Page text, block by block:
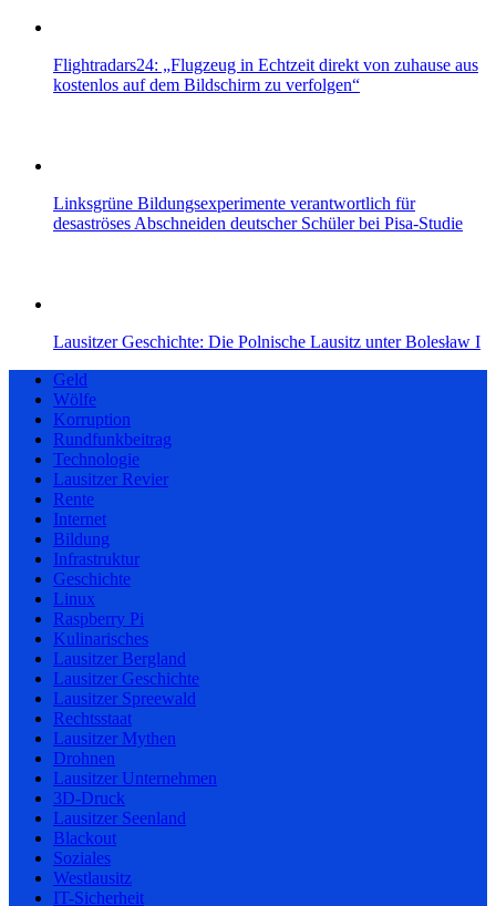
Flightradars24: „Flugzeug in Echtzeit direkt von zuhause aus
kostenlos auf dem Bildschirm zu verfolgen“
Linksgrüne Bildungsexperimente verantwortlich für
desaströses Abschneiden deutscher Schüler bei Pisa-Studie
Lausitzer Geschichte: Die Polnische Lausitz unter Bolesław I
Geld
Wölfe
Korruption
Rundfunkbeitrag
Technologie
Lausitzer Revier
Rente
Internet
Bildung
Infrastruktur
Geschichte
Linux
Raspberry Pi
Kulinarisches
Lausitzer Bergland
Lausitzer Geschichte
Lausitzer Spreewald
Rechtsstaat
Lausitzer Mythen
Drohnen
Lausitzer Unternehmen
3D-Druck
Lausitzer Seenland
Blackout
Soziales
Westlausitz
IT-Sicherheit